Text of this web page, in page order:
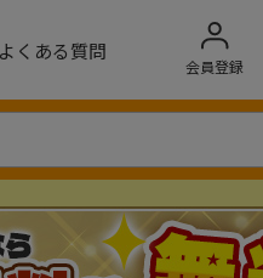
くある質問
会員登録